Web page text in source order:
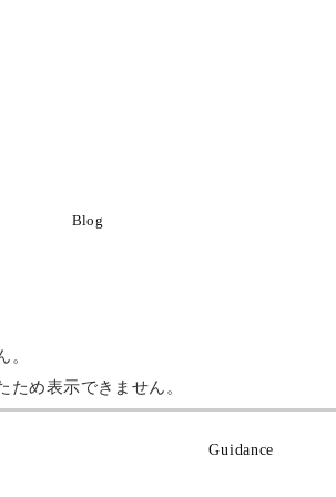
Blog
。
め表示できません。
Guidance